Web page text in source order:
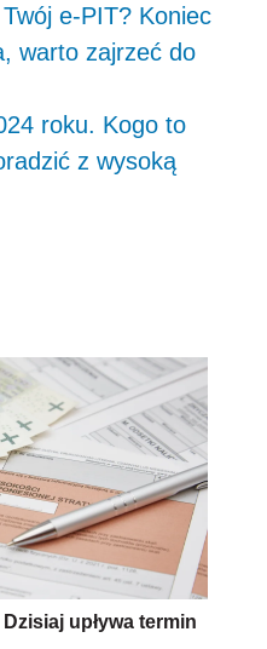
e-PIT? Koniec
warto zajrzeć do
roku. Kogo to
z wysoką
upływa termin